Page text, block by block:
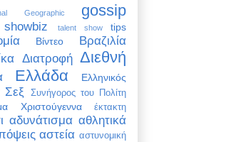
Geographic gossip
showbiz talent show
tips
Βίντεο
Βραζιλία
Διατροφή Διεθνή
Ελλάδα
Ελληνικός
Σεξ Συνήγορος του Πολίτη
Χριστούγεννα
έκτακτη
αδυνάτισμα αθλητικά
αστεία αστυνομική